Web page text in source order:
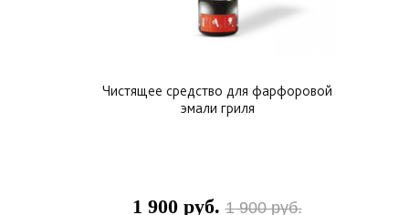
Чистящее средство для фарфоровой
эмали гриля
1 900 руб.1 900 руб.